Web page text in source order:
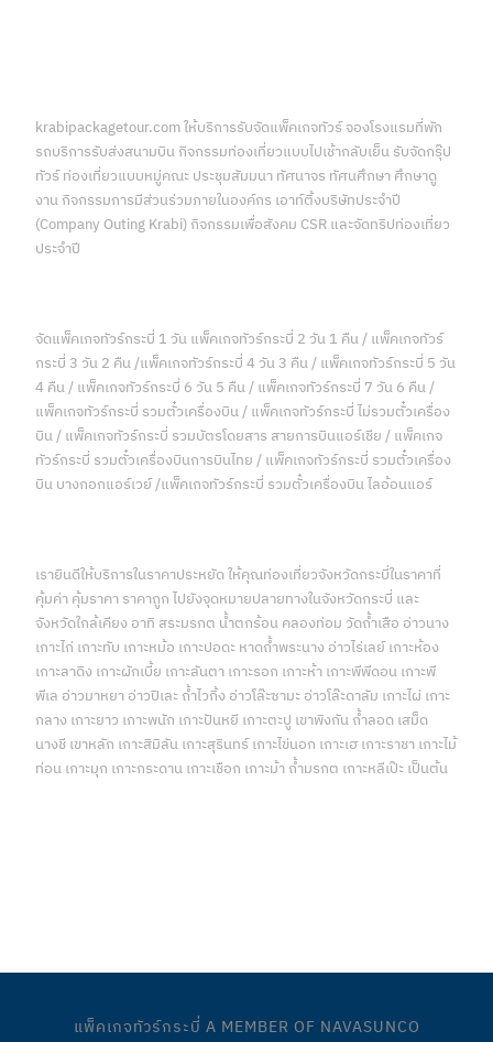
krabipackagetour.com ให้บริการรับจัดแพ็คเกจทัวร์ จองโรงแรมที่พัก
รถบริการรับส่งสนามบิน กิจกรรมท่องเที่ยวแบบไปเช้ากลับเย็น รับจัดกรุ๊ป
ทัวร์ ท่องเที่ยวแบบหมู่คณะ ประชุมสัมมนา ทัศนาจร ทัศนศึกษา ศึกษาดู
งาน กิจกรรมการมีส่วนร่วมภายในองค์กร เอาท์ติ้งบริษัทประจำปี
(Company Outing Krabi) กิจกรรมเพื่อสังคม CSR และจัดทริปท่องเที่ยว
ประจำปี
จัดแพ็คเกจทัวร์กระบี่ 1 วัน แพ็คเกจทัวร์กระบี่ 2 วัน 1 คืน / แพ็คเกจทัวร์
กระบี่ 3 วัน 2 คืน /แพ็คเกจทัวร์กระบี่ 4 วัน 3 คืน / แพ็คเกจทัวร์กระบี่ 5 วัน
4 คืน / แพ็คเกจทัวร์กระบี่ 6 วัน 5 คืน / แพ็คเกจทัวร์กระบี่ 7 วัน 6 คืน /
แพ็คเกจทัวร์กระบี่ รวมตั๋วเครื่องบิน / แพ็คเกจทัวร์กระบี่ ไม่รวมตั๋วเครื่อง
บิน / แพ็คเกจทัวร์กระบี่ รวมบัตรโดยสาร สายการบินแอร์เชีย / แพ็คเกจ
ทัวร์กระบี่ รวมตั๋วเครื่องบินการบินไทย / แพ็คเกจทัวร์กระบี่ รวมตั๋วเครื่อง
บิน บางกอกแอร์เวย์ /แพ็คเกจทัวร์กระบี่ รวมตั๋วเครื่องบิน ไลอ้อนแอร์
เรายินดีให้บริการในราคาประหยัด ให้คุณท่องเที่ยวจังหวัดกระบี่ในราคาที่
คุ้มค่า คุ้มราคา ราคาถูก ไปยังจุดหมายปลายทางในจังหวัดกระบี่ และ
จังหวัดใกล้เคียง อาทิ สระมรกต น้ำตกร้อน คลองท่อม วัดถ้ำเสือ อ่าวนาง
เกาะไก่ เกาะทับ เกาะหม้อ เกาะปอดะ หาดถ้ำพระนาง อ่าวไร่เลย์ เกาะห้อง
เกาะลาดิง เกาะผักเบี้ย เกาะลันตา เกาะรอก เกาะห้า เกาะพีพีดอน เกาะพี
พีเล อ่าวมาหยา อ่าวปิเละ ถ้ำไวกิ้ง อ่าวโล๊ะซามะ อ่าวโล๊ะดาลัม เกาะไผ่ เกาะ
กลาง เกาะยาว เกาะพนัก เกาะปันหยี เกาะตะปู เขาพิงกัน ถ้ำลอด เสม็ด
นางชี เขาหลัก เกาะสิมิลัน เกาะสุรินทร์ เกาะไข่นอก เกาะเฮ เกาะราชา เกาะไม้
ท่อน เกาะมุก เกาะกระดาน เกาะเชือก เกาะม้า ถ้ำมรกต เกาะหลีเป๊ะ เป็นต้น
แพ็คเกจทัวร์กระบี่ A MEMBER OF NAVASUNCO